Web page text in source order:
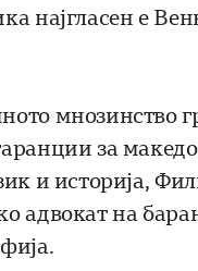
најгласен е
мнозинство
за
и историја,
адвокат на